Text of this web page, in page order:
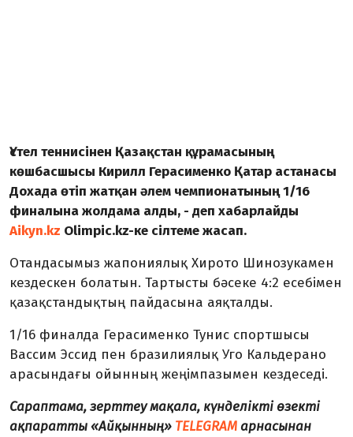
Үстел теннисінен Қазақстан құрамасының
көшбасшысы Кирилл Герасименко Қатар астанасы
Дохада өтіп жатқан әлем чемпионатының 1/16
финалына жолдама алды, - деп хабарлайды
Aikyn.kz Olimpic.kz-ке сілтеме жасап.
Отандасымыз жапониялық Хирото Шинозукамен
кездескен болатын. Тартысты бәсеке 4:2 есебімен
қазақстандықтың пайдасына аяқталды.
1/16 финалда Герасименко Тунис спортшысы
Вассим Эссид пен бразилиялық Уго Кальдерано
арасындағы ойынның жеңімпазымен кездеседі.
Сараптама, зерттеу мақала, күнделікті өзекті
ақпаратты «Айқынның» TELEGRAMарнасынан